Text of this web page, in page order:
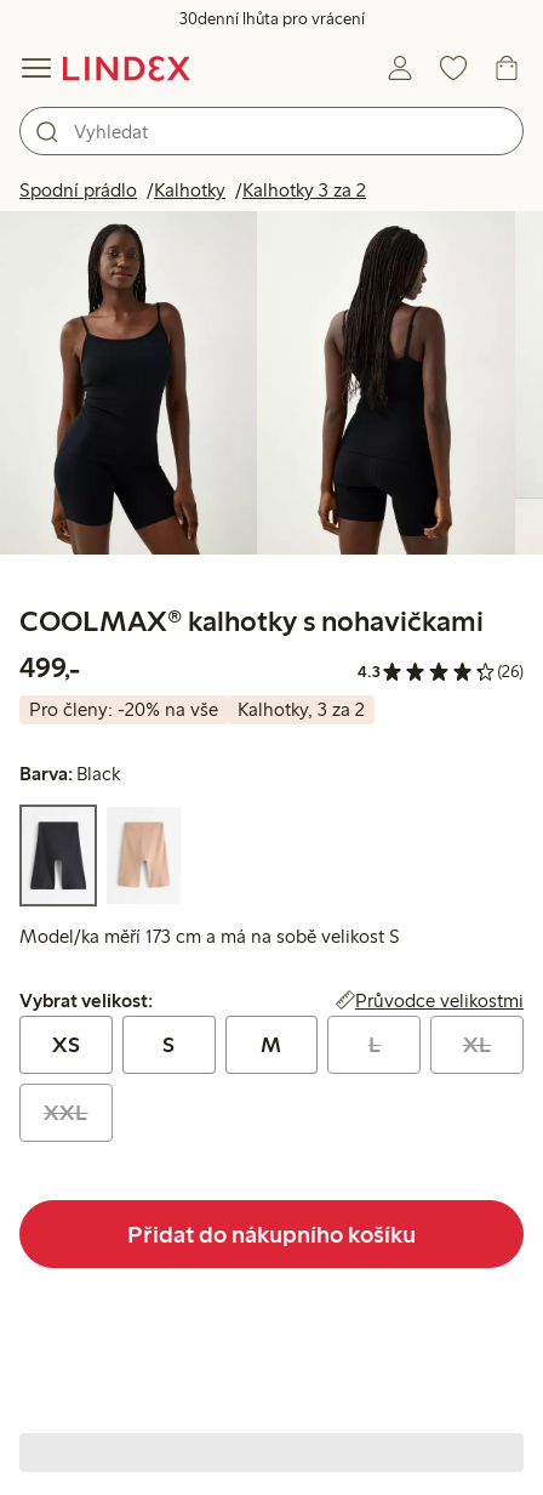
30denní lhůta pro vrácení
Spodní prádlo Kalhotky Kalhotky 3 za 2Produkty na obrázku
COOLMAX® kalhotky s nohavičkami
499,-499,00 Kč 4.3 (26)
Pro členy: -20% na vše Kalhotky, 3 za 2
Barva: Black
Model/ka měří 173 cm a má na sobě velikost S
Vybrat velikost:
Vybrat velikost: Průvodce velikostmi
XS S M L XL
XXL
Přidat do nákupního košíku